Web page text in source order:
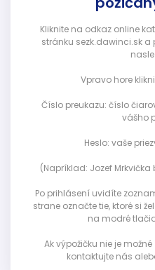
Kliknite na odkaz online
stránku sezk.dawinci.sk
Vpravo hore
Číslo preukazu: číslo
vášho
Heslo: vaše
(Napríklad: Jozef Mrkvička
Po prihlásení uvidíte
strane označte tie, ktoré si
na modré
Ak výpožičku nie je
kontaktujte nás